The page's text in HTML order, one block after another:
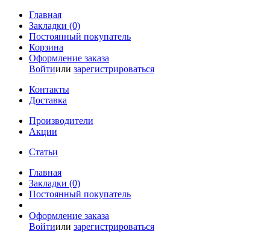
Главная
Закладки (0)
Постоянный покупатель
Корзина
Оформление заказа
Войтиили зарегистрироваться
Контакты
Доставка
Производители
Акции
Статьи
Главная
Закладки (0)
Постоянный покупатель
Оформление заказа
Войтиили зарегистрироваться